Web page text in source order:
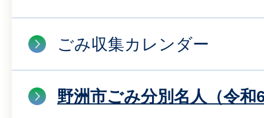
ごみ収集カレンダー
野洲市ごみ分別名人（令和